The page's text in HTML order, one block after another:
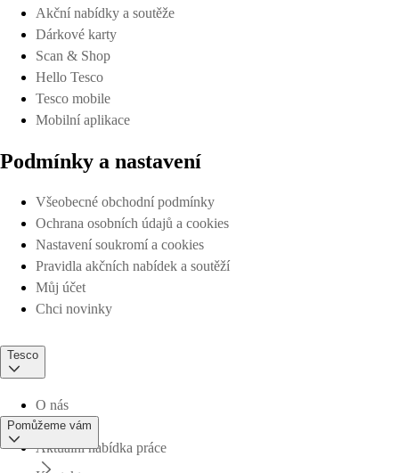
Akční nabídky a soutěže
Dárkové karty
Scan & Shop
Hello Tesco
Tesco mobile
Mobilní aplikace
Podmínky a nastavení
Všeobecné obchodní podmínky
Ochrana osobních údajů a cookies
Nastavení soukromí a cookies
Pravidla akčních nabídek a soutěží
Můj účet
Chci novinky
Tesco
O nás
Aktuální nabídka práce
Pomůžeme vám